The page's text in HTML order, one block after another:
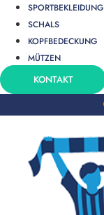
SPORTBEKLEIDUNG
SCHALS
KOPFBEDECKUNG
MÜTZEN
KONTAKT